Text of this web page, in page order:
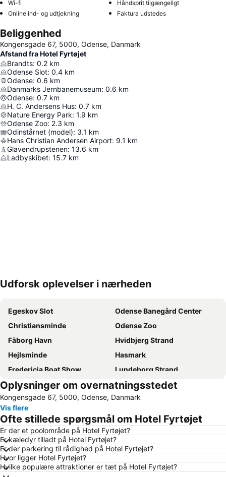
Wi-fi
Håndsprit tilgængeligt
Online ind- og udtjekning
Faktura udstedes
Beliggenhed
Kongensgade 67, 5000, Odense, Danmark
Afstand fra Hotel Fyrtøjet
Brandts: 0.2 km
Odense Slot: 0.4 km
Odense: 0.6 km
Danmarks Jernbanemuseum: 0.6 km
Odense: 0.7 km
H. C. Andersens Hus: 0.7 km
Nature Energy Park: 1.9 km
Odense Zoo: 2.3 km
Odinstårnet (model): 3.1 km
Hans Christian Andersen Airport: 9.1 km
Glavendrupstenen: 13.6 km
Ladbyskibet: 15.7 km
Udvid kort
Udforsk oplevelser i nærheden
Egeskov Slot
Odense Banegård Center
Christiansminde
Odense Zoo
Fåborg Havn
Hvidbjerg Strand
Hejlsminde
Hasmark
Fredericia Boat Show
Lundeborg Strand
Odense Domkirke
H C Andersen Julemarkedet
Hans Christian Andersen Hus
Hvidbjerg Strand
Holckenhavn Slot
Hans Christian Andersen Airport
Vejlby Fed
HC Andersen Haven - Eventyrhaven
Brandts
Tarup Center
Nordstranden
Grønninghoved Nord
Sanct Albani Kirke
Oplysninger om overnatningsstedet
Kongensgade 67, 5000, Odense, Danmark
Vis flere
Ofte stillede spørgsmål om Hotel Fyrtøjet
Er der et poolområde på Hotel Fyrtøjet?
Er kæledyr tilladt på Hotel Fyrtøjet?
Er der parkering til rådighed på Hotel Fyrtøjet?
Hvor ligger Hotel Fyrtøjet?
Hvilke populære attraktioner er tæt på Hotel Fyrtøjet?